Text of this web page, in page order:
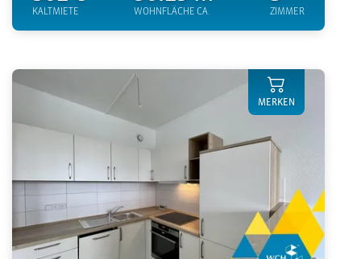
KALTMIETE WOHNFLÄCHE CA. ZIMMER
MERKEN